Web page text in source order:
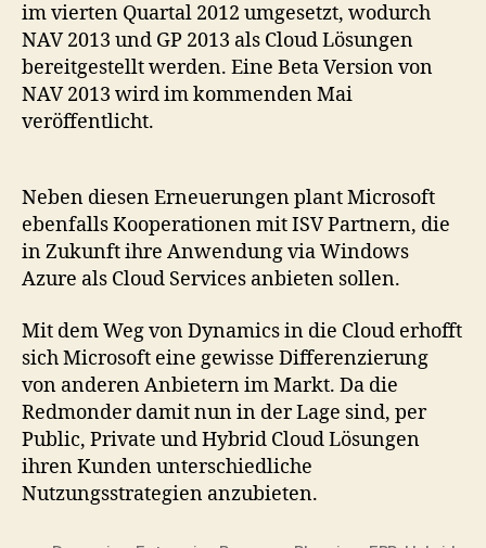
im vierten Quartal 2012 umgesetzt, wodurch
NAV 2013 und GP 2013 als Cloud Lösungen
bereitgestellt werden. Eine Beta Version von
NAV 2013 wird im kommenden Mai
veröffentlicht.
Neben diesen Erneuerungen plant Microsoft
ebenfalls Kooperationen mit ISV Partnern, die
in Zukunft ihre Anwendung via Windows
Azure als Cloud Services anbieten sollen.
Mit dem Weg von Dynamics in die Cloud erhofft
sich Microsoft eine gewisse Differenzierung
von anderen Anbietern im Markt. Da die
Redmonder damit nun in der Lage sind, per
Public, Private und Hybrid Cloud Lösungen
ihren Kunden unterschiedliche
Nutzungsstrategien anzubieten.